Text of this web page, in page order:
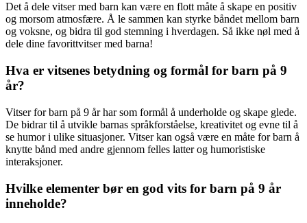
Det å dele vitser med barn kan være en flott måte å skape en positiv
og morsom atmosfære. Å le sammen kan styrke båndet mellom barn
og voksne, og bidra til god stemning i hverdagen. Så ikke nøl med å
dele dine favorittvitser med barna!
Hva er vitsenes betydning og formål for barn på 9
år?
Vitser for barn på 9 år har som formål å underholde og skape glede.
De bidrar til å utvikle barnas språkforståelse, kreativitet og evne til å
se humor i ulike situasjoner. Vitser kan også være en måte for barn å
knytte bånd med andre gjennom felles latter og humoristiske
interaksjoner.
Hvilke elementer bør en god vits for barn på 9 år
inneholde?